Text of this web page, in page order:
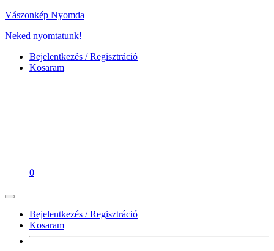
Vászonkép Nyomda
Neked nyomtatunk!
Bejelentkezés / Regisztráció
Kosaram
0
Bejelentkezés / Regisztráció
Kosaram